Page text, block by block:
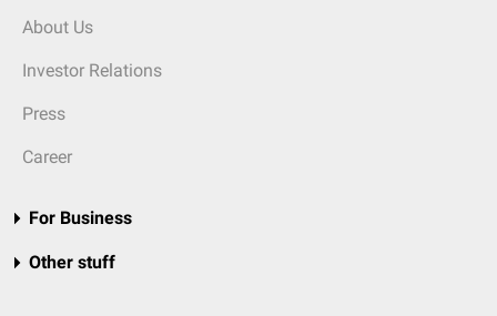
About Us
Investor Relations
Press
Career
For Business
Other stuff